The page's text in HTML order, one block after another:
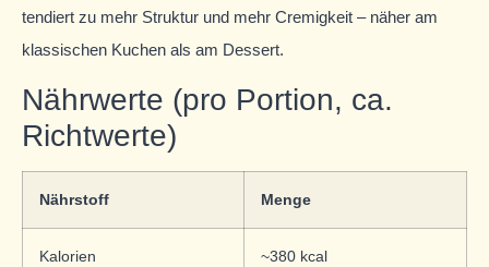
tendiert zu mehr Struktur und mehr Cremigkeit – näher am
klassischen Kuchen als am Dessert.
Nährwerte (pro Portion, ca.
Richtwerte)
Nährstoff Menge
Kalorien ~380 kcal